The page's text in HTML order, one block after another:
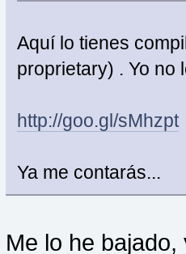
Aquí lo tienes
proprietary) . Yo no
http://goo.gl/sMhzpt
Ya me contarás...
Me lo he